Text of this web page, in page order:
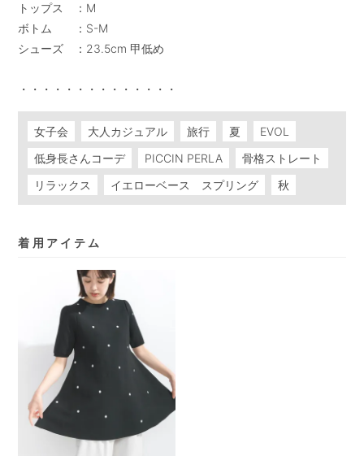
トップス　：M
ボトム　　：S-M
シューズ　：23.5cm 甲低め
女子会 大人カジュアル 旅行 夏
EVOL
低身長さんコーデ
PICCIN PERLA
骨格ストレート
リラックス
イエローベース スプリング 秋
着用アイテム